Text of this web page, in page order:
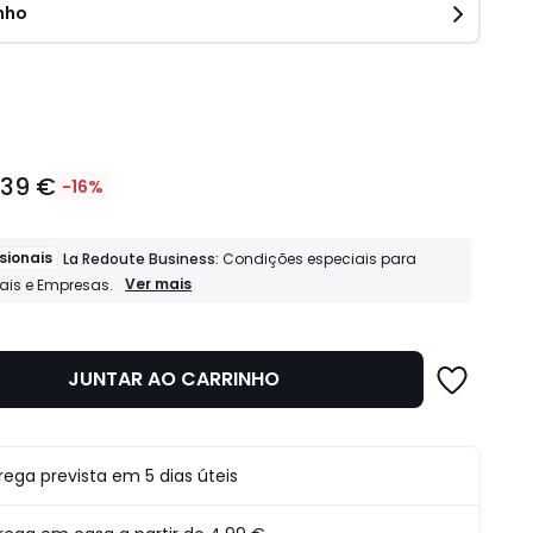
€ -16%
La Redoute Business:Condições especiais para
e Empresas.
Profissionais
especiais
para
Empresas.
Ver mais
JUNTAR AO CARRINHO
prevista em 5 dias úteis